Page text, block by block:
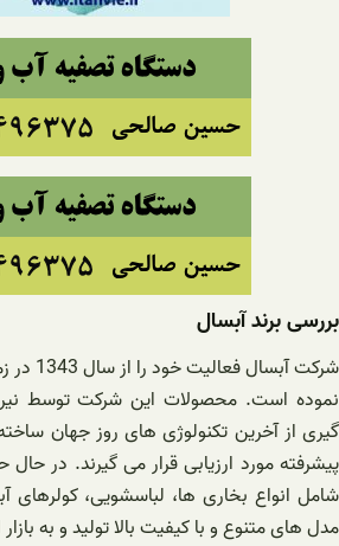
بررسی برند آبسال
شرکت
نموده است. محصولات این شرکت توسط
گیری از آخرین تکنولوژی های روز جهان
پیشرفته مورد ارزیابی قرار می گیرند. در
شامل انواع بخاری ها، لباسشویی، کولرهای
مدل های متنوع و با کیفیت بالا تولید و به